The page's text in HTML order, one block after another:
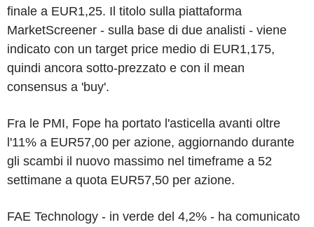
finale a EUR1,25. Il titolo sulla piattaforma
MarketScreener - sulla base di due analisti - viene
indicato con un target price medio di EUR1,175,
quindi ancora sotto-prezzato e con il mean
consensus a 'buy'.
Fra le PMI, Fope ha portato l'asticella avanti oltre
l'11% a EUR57,00 per azione, aggiornando durante
gli scambi il nuovo massimo nel timeframe a 52
settimane a quota EUR57,50 per azione.
FAE Technology - in verde del 4,2% - ha comunicato